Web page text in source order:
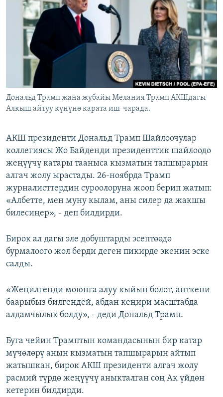
АЗАТТЫК+
ЫҢГАЙСЫЗ СУРООЛОР
ЭЕ/АРнун бардык сайттары
Дональд Трамп жана жубайы Мелания Трамп АКШдагы
Алкыш айтуу күнүнө карата иш-чарада.
АКШ президенти Дональд Трамп Шайлоочулар
коллегиясы Жо Байденди президенттик шайлоодо
жеңүүчү катары тааныса кызматын тапшырарын
алгач жолу ырастады. 26-ноябрда Трамп
журналисттердин суроолоруна жооп берип жатып:
«Албетте, мен муну кылам, аны силер да жакшы
билесиңер», - деп билдирди.
Бирок ал дагы эле добуштарды эсептөөдө
бурмалоого жол берди деген пикирде экенин эске
салды.
«Жеңилгенди моюнга алуу кыйын болот, анткени
баарыбыз билгендей, абдан кеңири масштабда
алдамчылык болду», - деди Дональд Трамп.
Буга чейин Трамптын командасынын бир катар
мүчөлөрү анын кызматын тапшырарын айтып
жатышкан, бирок АКШ президенти алгач жолу
расмий түрдө жеңүүчү аныкталган соң Ак үйдөн
кетерин билдирди.